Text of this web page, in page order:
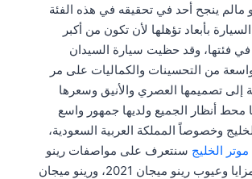
مالم ينجح أحد في تحقيقه في هذه الفئة
بأبعاد تؤهلها لأن تكون من أكبر
فئتها، وقد حظيت سيارة السيدان
من التحسينات والكماليات على مر
إلى تصميمها العصري والأنيق وسعرها
محط أنظار الجميع ولديها جمهور واسع
وخصوصاً المملكة العربية السعودية،
موتر الخليج سنتعرف على مواصفات رينو
ميجان 2021، ومزايا وعيوب رينو ميجان 2021، ورينو ميجان